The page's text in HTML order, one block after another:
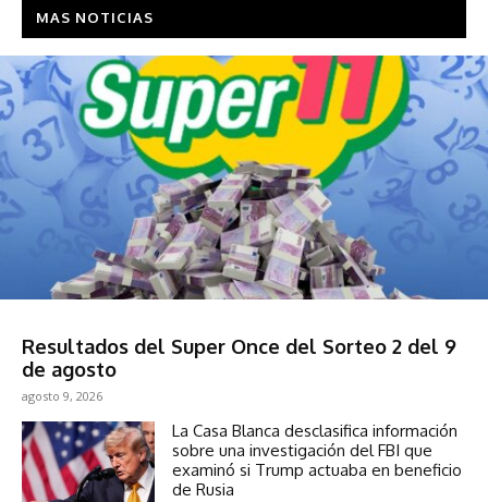
MAS NOTICIAS
Resultados del Super Once del Sorteo 2 del 9
de agosto
agosto 9, 2026
La Casa Blanca desclasifica información
sobre una investigación del FBI que
examinó si Trump actuaba en beneficio
de Rusia